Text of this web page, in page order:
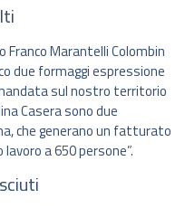
Franco Marantelli Colombin
due formaggi espressione
sul nostro territorio
Casera sono due
che generano un fatturato
a 650 persone”.